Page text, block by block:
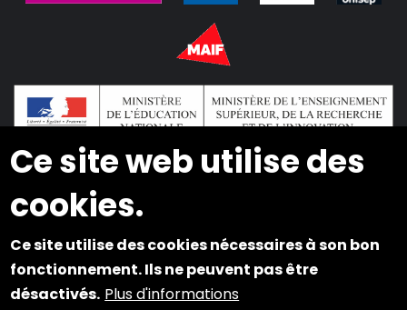
Ce site web utilise des
cookies.
Ce site utilise des cookies nécessaires à son bon
fonctionnement. Ils ne peuvent pas être
désactivés. Plus d'informations
2024 © Copyright INSEI. Tous droits réservés
Plan du site
Mentions légales